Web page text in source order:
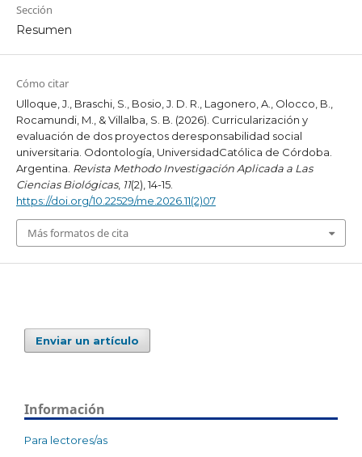
Sección
Resumen
Cómo citar
Ulloque, J., Braschi, S., Bosio, J. D. R., Lagonero, A., Olocco, B.,
Rocamundi, M., & Villalba, S. B. (2026). Curricularización y
evaluación de dos proyectos deresponsabilidad social
universitaria. Odontología, UniversidadCatólica de Córdoba.
Argentina. Revista Methodo Investigación Aplicada a Las
Ciencias Biológicas, 11(2), 14-15.
https://doi.org/10.22529/me.2026.11(2)07
Más formatos de cita
Enviar un artículo
Información
Para lectores/as